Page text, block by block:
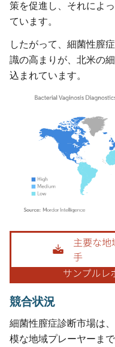
策を促進し、それによ
ています。
したがって、細菌性膣
識の高まりが、北米の
込まれています。
画像 © Mordor Intelligence。再
競合状況
細菌性膣症診断市場は
模な地域プレーヤーま